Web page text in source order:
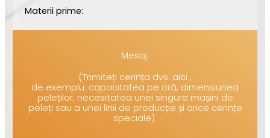
Materii prime:
Mesaj:
(Trimiteți cerința dvs. aici ,
de exemplu: capacitatea pe oră, dimensiunea
peleților, necesitatea unei singure mașini de
peleți sau a unei linii de producție și orice cerințe
speciale).